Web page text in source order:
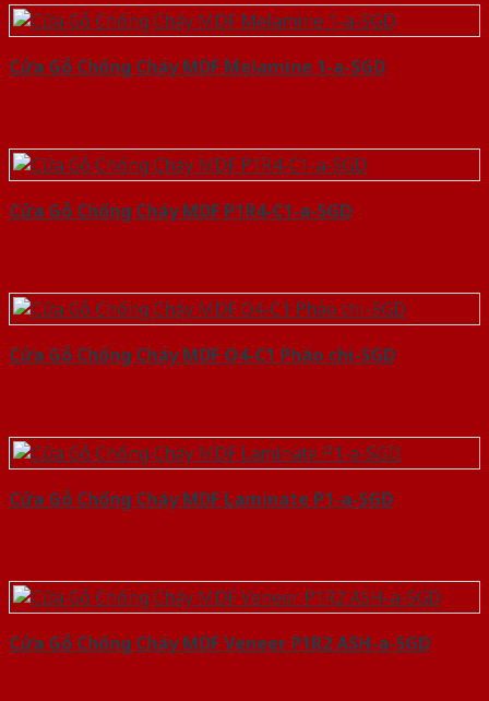
Cửa Gỗ Chống Cháy MDF Melamine 1-a-SGD
Cửa Gỗ Chống Cháy MDF P1R4-C1-a-SGD
Cửa Gỗ Chống Cháy MDF O4-C1 Phào chi-SGD
Cửa Gỗ Chống Cháy MDF Laminate P1-a-SGD
Cửa Gỗ Chống Cháy MDF Veneer P1R2 ASH-a-SGD